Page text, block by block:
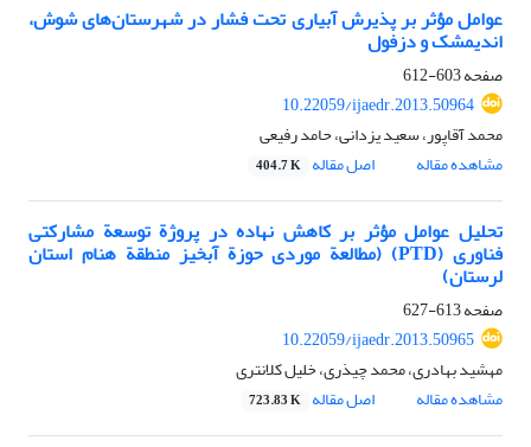
عوامل مؤثر بر پذیرش آبیاری تحت فشار در شهرستان‌های شوش،
اندیمشک و دزفول
صفحه603-612
10.22059/ijaedr.2013.50964
محمد آقاپور، سعید یزدانی، حامد رفیعی
مشاهده مقاله
اصل مقاله 404.7 K
تحلیل عوامل مؤثر بر کاهش نهاده در پروژة توسعة مشارکتی
فناوری (PTD) (مطالعة موردی حوزة آبخیز منطقة هنام استان
لرستان)
صفحه613-627
10.22059/ijaedr.2013.50965
مهشید بهادری، محمد چیذری، خلیل کلانتری
مشاهده مقاله
اصل مقاله 723.83 K